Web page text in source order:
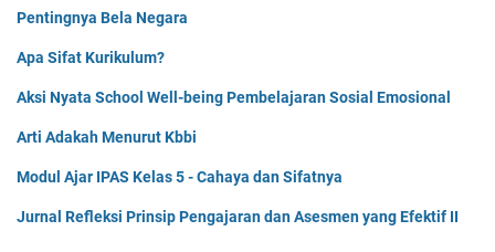
Pentingnya Bela Negara
Apa Sifat Kurikulum?
Aksi Nyata School Well-being Pembelajaran Sosial Emosional
Arti Adakah Menurut Kbbi
Modul Ajar IPAS Kelas 5 - Cahaya dan Sifatnya
Jurnal Refleksi Prinsip Pengajaran dan Asesmen yang Efektif II